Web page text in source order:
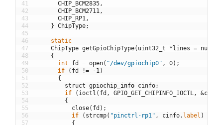
41
42
43
44
45
46
47
48
49
50
51
52
53
54
55
56
57
CHIP_BCM2835,
CHIP_BCM2711,
CHIP_RP1,
} ChipType;
static
ChipType getGpioChipType( uint32_t * lines =
{
int
fd = open( "/dev/gpiochip0" , 0) ;
if
( fd != -1)
{
struct gpiochip info cinfo;
if
( ioctl ( fd , GPIO_GET_CHIPINFO_IOCTL, &cinfo
{
close( fd ) ;
if
( strcmp( "pinctrl-rp1" , cinfo. label )
{